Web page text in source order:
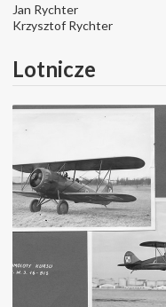
Jan Rychter
Krzysztof Rychter
Lotnicze